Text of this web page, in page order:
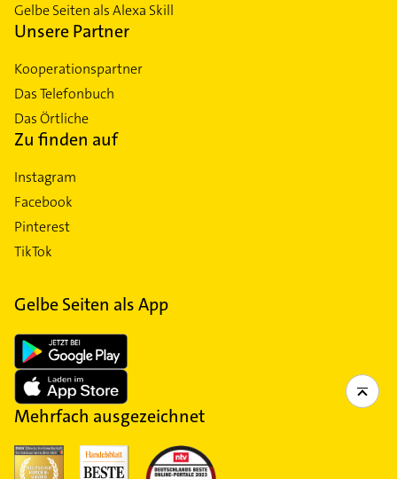
Gelbe Seiten als Alexa Skill
Unsere Partner
Kooperationspartner
Das Telefonbuch
Das Örtliche
Zu finden auf
Instagram
Facebook
Pinterest
TikTok
Gelbe Seiten als App
Mehrfach ausgezeichnet